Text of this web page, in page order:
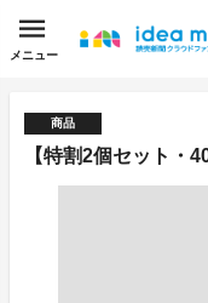
メニュー
商品
【特割2個セット・